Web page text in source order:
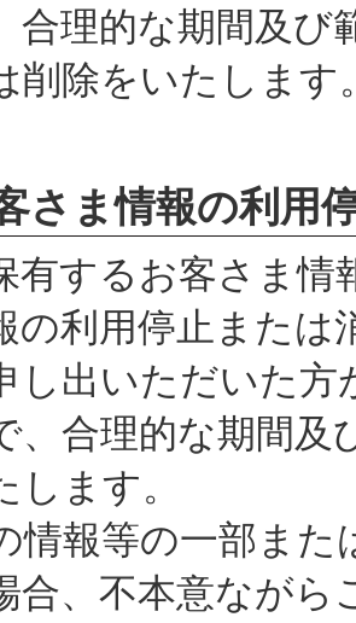
合理的な期間及び
削除をいたします
さま情報の利用
有するお客さま
の利用停止または
し出いただいた
、合理的な期間
します。
情報等の一部ま
合、不本意ながら